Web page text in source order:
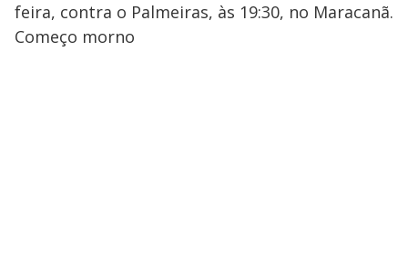
feira, contra o Palmeiras, às 19:30, no Maracanã.
Começo morno